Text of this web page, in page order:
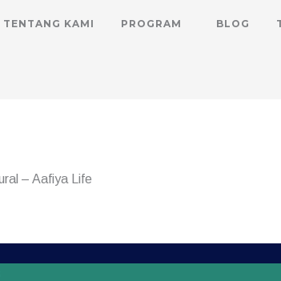
TENTANG KAMI PROGRAM BLOG